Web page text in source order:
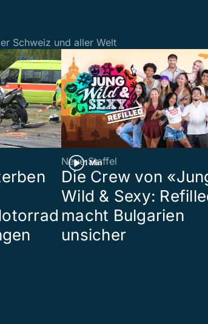
Schweiz und aller Welt
1 Min
Neue Staffel
Die Crew von
Wild & Sexy:
macht Bulgarien
unsicher